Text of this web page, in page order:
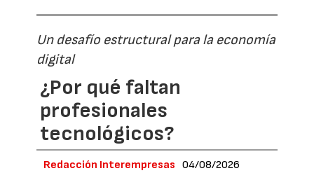
Un desafío estructural para la economía
digital
¿Por qué faltan
profesionales
tecnológicos?
Redacción Interempresas 04/08/2026